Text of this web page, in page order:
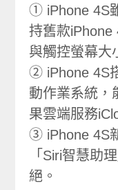
① iPhone 4S
持舊款iPhone
與觸控螢幕大
② iPhone 4S
動作業系統，
果雲端服務
③ iPhone 4S
「Siri智慧助
絕。